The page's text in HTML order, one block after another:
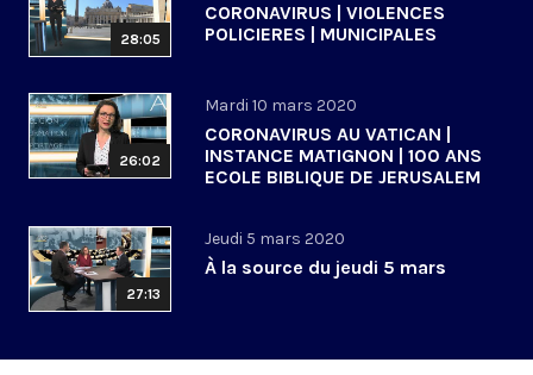
28:05
CORONAVIRUS | VIOLENCES
POLICIERES | MUNICIPALES
26:02
Mardi 10 mars 2020
CORONAVIRUS AU VATICAN |
INSTANCE MATIGNON | 100 ANS
ECOLE BIBLIQUE DE JERUSALEM
27:13
Jeudi 5 mars 2020
À la source du jeudi 5 mars